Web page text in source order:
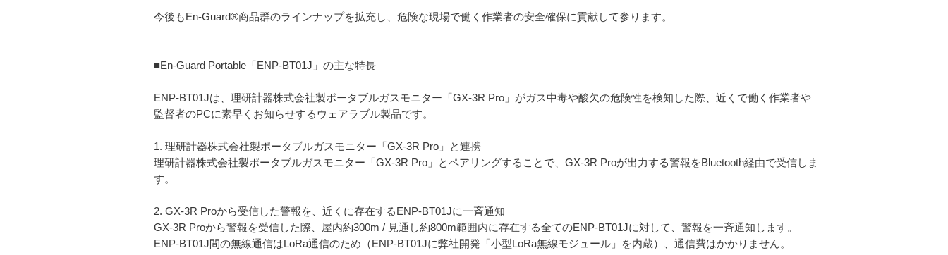
今後もEn-Guard®商品群のラインナップを拡充し、危険な現場で働く作業者の安全確保に貢献して参ります。
■En-Guard Portable「ENP-BT01J」の主な特長
ENP-BT01Jは、理研計器株式会社製ポータブルガスモニター「GX-3R Pro」がガス中毒や酸欠の危険性を検知した際、近くで働く作業者や
監督者のPCに素早くお知らせするウェアラブル製品です。
1. 理研計器株式会社製ポータブルガスモニター「GX-3R Pro」と連携
理研計器株式会社製ポータブルガスモニター「GX-3R Pro」とペアリングすることで、GX-3R Proが出力する警報をBluetooth経由で受信しま
す。
2. GX-3R Proから受信した警報を、近くに存在するENP-BT01Jに一斉通知
GX-3R Proから警報を受信した際、屋内約300m / 見通し約800m範囲内に存在する全てのENP-BT01Jに対して、警報を一斉通知します。
ENP-BT01J間の無線通信はLoRa通信のため（ENP-BT01Jに弊社開発「小型LoRa無線モジュール」を内蔵）、通信費はかかりません。